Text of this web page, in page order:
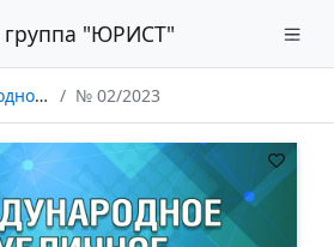
группа "ЮРИСТ"
право № 02/2023